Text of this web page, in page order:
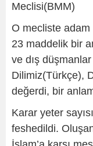
Meclisi(BMM)
O mecliste adam
23 maddelik bir
ve dış
Dilimiz(Türkçe),
değerdi, bir
Karar yeter
feshedildi.